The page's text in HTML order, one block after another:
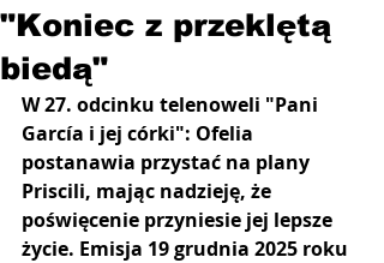
"Koniec z przeklętą
biedą"
W 27. odcinku telenoweli "Pani
García i jej córki": Ofelia
postanawia przystać na plany
Priscili, mając nadzieję, że
poświęcenie przyniesie jej lepsze
życie. Emisja 19 grudnia 2025 roku